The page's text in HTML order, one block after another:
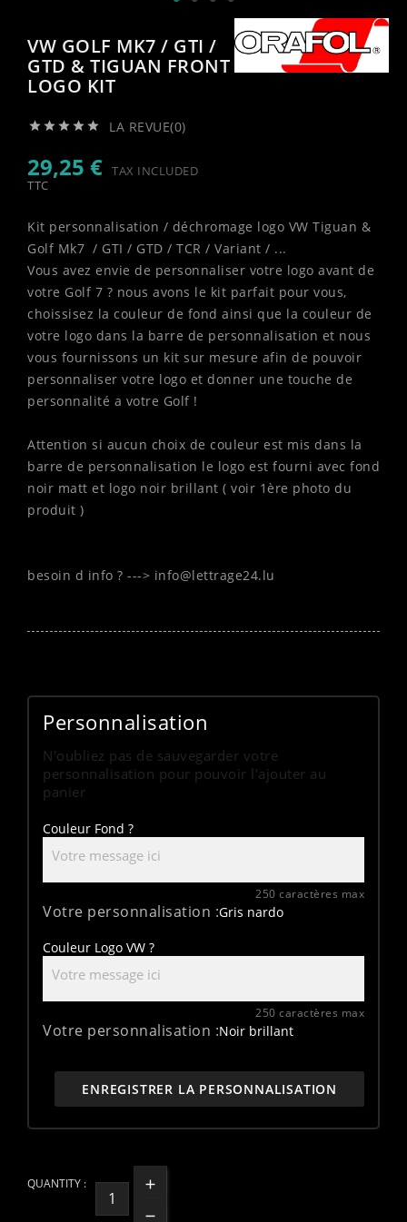
VW GOLF MK7 / GTI /
GTD & TIGUAN FRONT
LOGO KIT
     LA REVUE(0)
29,25 € TAX INCLUDED
TTC
Kit personnalisation / déchromage logo VW Tiguan &
Golf Mk7 / GTI / GTD / TCR / Variant / ...
Vous avez envie de personnaliser votre logo avant de
votre Golf 7 ? nous avons le kit parfait pour vous,
choissisez la couleur de fond ainsi que la couleur de
votre logo dans la barre de personnalisation et nous
vous fournissons un kit sur mesure afin de pouvoir
personnaliser votre logo et donner une touche de
personnalité a votre Golf !
Attention si aucun choix de couleur est mis dans la
barre de personnalisation le logo est fourni avec fond
noir matt et logo noir brillant ( voir 1ère photo du
produit )
besoin d info ? ---> info@lettrage24.lu
Personnalisation
N'oubliez pas de sauvegarder votre
personnalisation pour pouvoir l'ajouter au
panier
Couleur Fond ?
250 caractères max
Votre personnalisation :Gris nardo
Couleur Logo VW ?
250 caractères max
Votre personnalisation :Noir brillant
ENREGISTRER LA PERSONNALISATION
QUANTITY :